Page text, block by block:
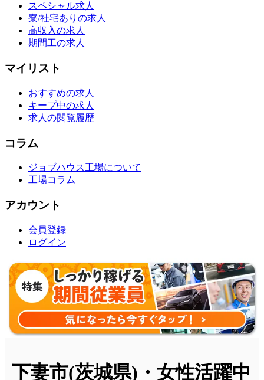
スペシャル求人
寮/社宅ありの求人
高収入の求人
期間工の求人
マイリスト
おすすめの求人
キープ中の求人
求人の閲覧履歴
コラム
ジョブハウス工場について
工場コラム
アカウント
会員登録
ログイン
下妻市(茨城県)・女性活躍中